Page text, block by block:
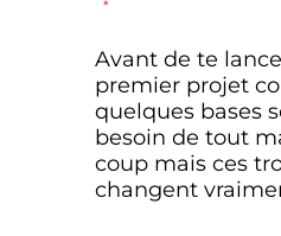
Avant de te
premier projet
quelques bases
besoin de tout
coup mais ces
changent